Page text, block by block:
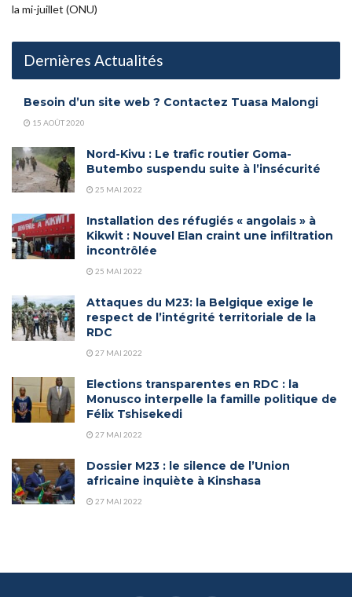
la mi-juillet (ONU)
Dernières Actualités
Besoin d’un site web ? Contactez Tuasa Malongi
15 AOÛT 2020
Nord-Kivu : Le trafic routier Goma-
Butembo suspendu suite à l’insécurité
25 MAI 2022
Installation des réfugiés « angolais » à
Kikwit : Nouvel Elan craint une infiltration
incontrôlée
25 MAI 2022
Attaques du M23: la Belgique exige le
respect de l’intégrité territoriale de la
RDC
27 MAI 2022
Elections transparentes en RDC : la
Monusco interpelle la famille politique de
Félix Tshisekedi
27 MAI 2022
Dossier M23 : le silence de l’Union
africaine inquiète à Kinshasa
27 MAI 2022